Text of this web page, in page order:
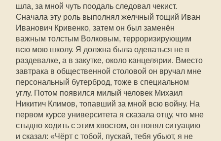
шла, за мной чуть поодаль следовал чекист.
Сначала эту роль выполнял желчный тощий Иван
Иванович Кривенко, затем он был заменён
важным толстым Волковым, терроризирующим
всю мою школу. Я должна была одеваться не в
раздевалке, а в закутке, около канцелярии. Вместо
завтрака в общественной столовой он вручал мне
персональный бутерброд, тоже в специальном
углу. Потом появился милый человек Михаил
Никитич Климов, топавший за мной всю войну. На
первом курсе университета я сказала отцу, что мне
стыдно ходить с этим хвостом, он понял ситуацию
и сказал: «Чёрт с тобой, пускай, тебя убьют, я не